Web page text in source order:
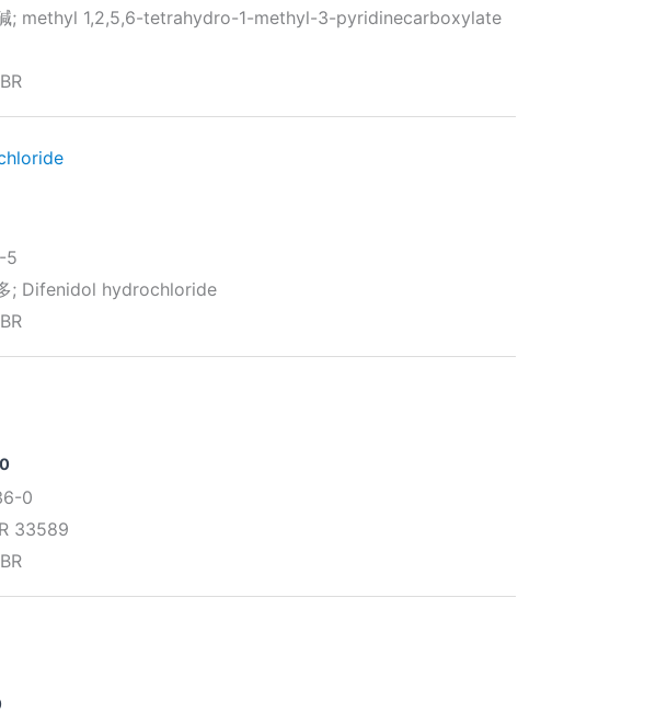
： ; methyl 1,2,5,6-tetrahydro-1-methyl-3-pyridinecarboxylate
5
; Difenidol hydrochloride
价
范
围：
¥210.00
至
0
33589
价